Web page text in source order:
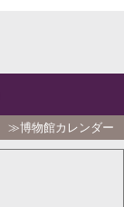
≫博物館カレンダー